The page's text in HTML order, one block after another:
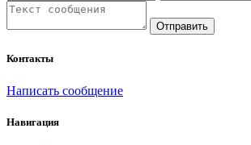
Отправить
Контакты
Написать сообщение
Навигация